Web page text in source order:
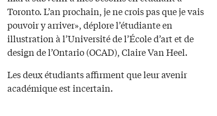
Toronto. L’an prochain, je ne crois pas que je vais
pouvoir y arriver», déplore l’étudiante en
illustration à l’Université de l’École d’art et de
design de l’Ontario (OCAD), Claire Van Heel.
Les deux étudiants affirment que leur avenir
académique est incertain.